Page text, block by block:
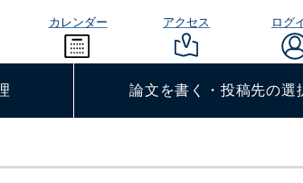
カレンダー アクセス ログ
論文を書く・投稿先の選